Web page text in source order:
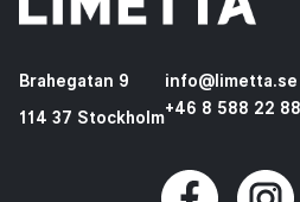
Brahegatan 9
114 37 Stockholm
info@limetta.se
+46 8 588 22